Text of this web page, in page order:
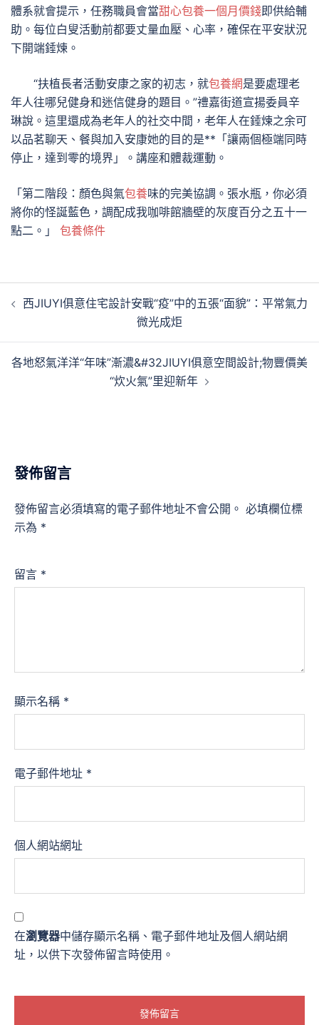
體系就會提示，任務職員會當甜心包養一個月價錢即供給輔
助。每位白叟活動前都要丈量血壓、心率，確保在平安狀況
下開端錘煉。
“扶植長者活動安康之家的初志，就包養網是要處理老
年人往哪兒健身和迷信健身的題目。”禮嘉街道宣揚委員辛
琳說。這里還成為老年人的社交中間，老年人在錘煉之余可
以品茗聊天、餐與加入安康她的目的是**「讓兩個極端同時
停止，達到零的境界」。講座和體裁運動。
「第二階段：顏色與氣包養味的完美協調。張水瓶，你必須
將你的怪誕藍色，調配成我咖啡館牆壁的灰度百分之五十一
點二。」 包養條件
章
覽
西JIUYI俱意住宅設計安戰“疫”中的五張“面貌”：平常氣力
微光成炬
各地怒氣洋洋“年味”漸濃&#32JIUYI俱意空間設計;物豐價美
“炊火氣”里迎新年
發佈留言
發佈留言必須填寫的電子郵件地址不會公開。 必填欄位標
示為 *
留言 *
顯示名稱 *
電子郵件地址 *
個人網站網址
在瀏覽器中儲存顯示名稱、電子郵件地址及個人網站網
址，以供下次發佈留言時使用。